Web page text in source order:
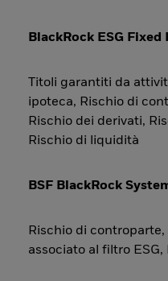
BlackRock ESG
Titoli garantiti da
ipoteca, Rischio di
Rischio dei derivati,
Rischio di liquidità
BSF BlackRock
Rischio di
associato al filtro